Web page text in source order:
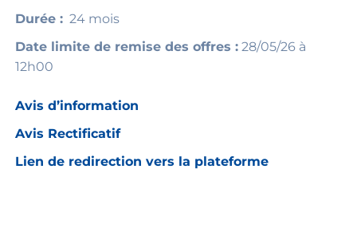
Durée :24 mois
Date limite de remise des offres :28/05/26 à
12h00
Avis d’information
Avis Rectificatif
Lien de redirection vers la plateforme